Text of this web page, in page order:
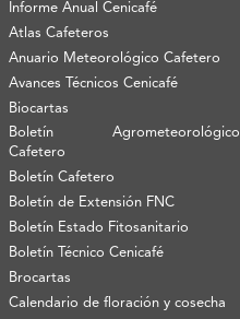
Informe Anual Cenicafé
Atlas Cafeteros
Anuario Meteorológico Cafetero
Avances Técnicos Cenicafé
Biocartas
Boletín Agrometeorológico
Cafetero
Boletín Cafetero
Boletín de Extensión FNC
Boletín Estado Fitosanitario
Boletín Técnico Cenicafé
Brocartas
Calendario de floración y cosecha